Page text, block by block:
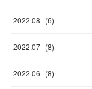
2022.08 (6)
2022.07 (8)
2022.06 (8)